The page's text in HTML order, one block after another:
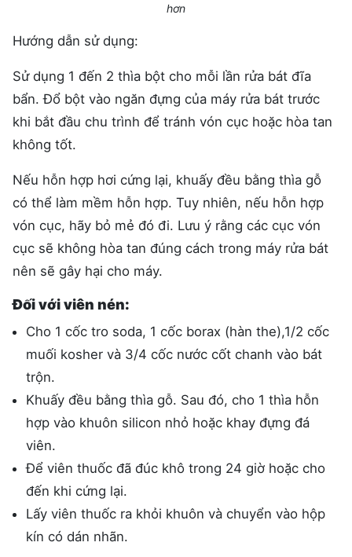
hơn
Hướng dẫn sử dụng:
Sử dụng 1 đến 2 thìa bột cho mỗi lần rửa bát đĩa
bẩn. Đổ bột vào ngăn đựng của máy rửa bát trước
khi bắt đầu chu trình để tránh vón cục hoặc hòa tan
không tốt.
Nếu hỗn hợp hơi cứng lại, khuấy đều bằng thìa gỗ
có thể làm mềm hỗn hợp. Tuy nhiên, nếu hỗn hợp
vón cục, hãy bỏ mẻ đó đi. Lưu ý rằng các cục vón
cục sẽ không hòa tan đúng cách trong máy rửa bát
nên sẽ gây hại cho máy.
Đối với viên nén:
Cho 1 cốc tro soda, 1 cốc borax (hàn the),1/2 cốc
muối kosher và 3/4 cốc nước cốt chanh vào bát
trộn.
Khuấy đều bằng thìa gỗ. Sau đó, cho 1 thìa hỗn
hợp vào khuôn silicon nhỏ hoặc khay đựng đá
viên.
Để viên thuốc đã đúc khô trong 24 giờ hoặc cho
đến khi cứng lại.
Lấy viên thuốc ra khỏi khuôn và chuyển vào hộp
kín có dán nhãn.